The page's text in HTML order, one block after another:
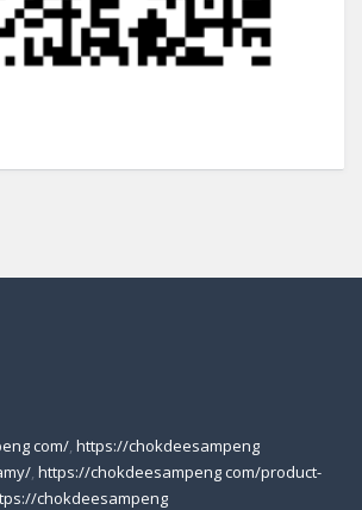
com/, https://chokdeesampeng
, https://chokdeesampeng com/product-
chokdeesampeng